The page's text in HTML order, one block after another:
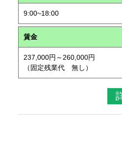
9:00~18:00
賃金
237,000円～260,000円
（固定残業代 無し）